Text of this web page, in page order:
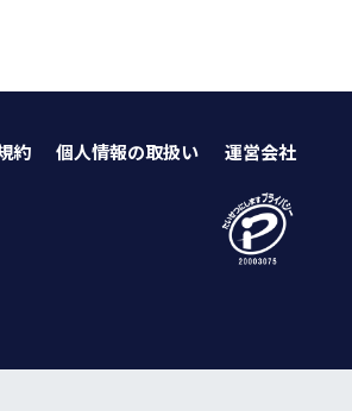
約 個人情報の取扱い 運営会社